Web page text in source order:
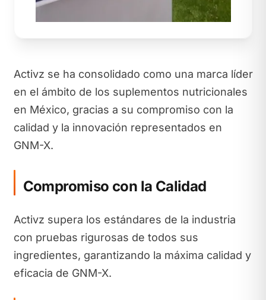
Activz se ha consolidado como una marca líder
en el ámbito de los suplementos nutricionales
en México, gracias a su compromiso con la
calidad y la innovación representados en
GNM-X.
Compromiso con la Calidad
Activz supera los estándares de la industria
con pruebas rigurosas de todos sus
ingredientes, garantizando la máxima calidad y
eficacia de GNM-X.